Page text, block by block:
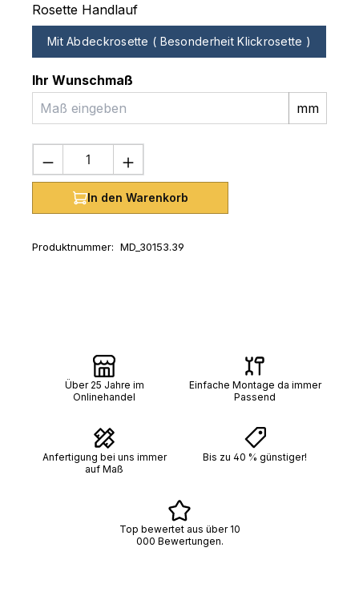
Rosette Handlaufauswählen
Mit Abdeckrosette ( Besonderheit Klickrosette )
Ihr Wunschmaß
mm
Produkt Anzahl: Gib den
In den Warenkorb
Produktnummer: MD_30153.39
Über 25 Jahre im
Onlinehandel
Einfache Montage da immer
Passend
Anfertigung bei uns immer
auf Maß
Bis zu 40 % günstiger!
Top bewertet aus über 10
000 Bewertungen.